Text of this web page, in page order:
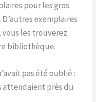
pour les gros
exemplaires
vous les trouverez
bibliothèque.
pas été oublié :
attendaient près du